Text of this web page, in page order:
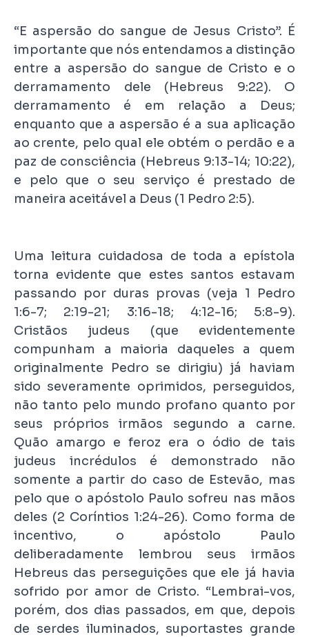
“E aspersão do sangue de Jesus Cristo”. É
importante que nós entendamos a distinção
entre a aspersão do sangue de Cristo e o
derramamento dele (Hebreus 9:22). O
derramamento é em relação a Deus;
enquanto que a aspersão é a sua aplicação
ao crente, pelo qual ele obtém o perdão e a
paz de consciência (Hebreus 9:13-14; 10:22),
e pelo que o seu serviço é prestado de
maneira aceitável a Deus (1 Pedro 2:5).
Uma leitura cuidadosa de toda a epístola
torna evidente que estes santos estavam
passando por duras provas (veja 1 Pedro
1:6-7; 2:19-21; 3:16-18; 4:12-16; 5:8-9).
Cristãos judeus (que evidentemente
compunham a maioria daqueles a quem
originalmente Pedro se dirigiu) já haviam
sido severamente oprimidos, perseguidos,
não tanto pelo mundo profano quanto por
seus próprios irmãos segundo a carne.
Quão amargo e feroz era o ódio de tais
judeus incrédulos é demonstrado não
somente a partir do caso de Estevão, mas
pelo que o apóstolo Paulo sofreu nas mãos
deles (2 Coríntios 1:24-26). Como forma de
incentivo, o apóstolo Paulo
deliberadamente lembrou seus irmãos
Hebreus das perseguições que ele já havia
sofrido por amor de Cristo. “Lembrai-vos,
porém, dos dias passados, em que, depois
de serdes iluminados, suportastes grande